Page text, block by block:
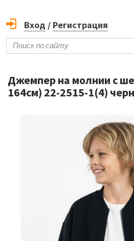
Вход / Регистрация
Джемпер на молнии с
164см) 22-2515-1(4)